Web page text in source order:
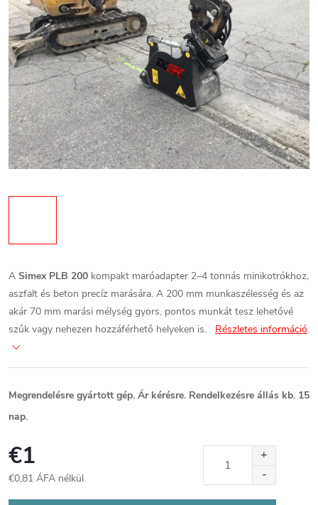
A Simex PLB 200 kompakt maróadapter 2–4 tonnás minikotrókhoz,
aszfalt és beton precíz marására. A 200 mm munkaszélesség és az
akár 70 mm marási mélység gyors, pontos munkát tesz lehetővé
szűk vagy nehezen hozzáférhető helyeken is.
Részletes információ
Megrendelésre gyártott gép. Ár kérésre. Rendelkezésre állás kb. 15
nap.
€1
€0,81 ÁFA nélkül